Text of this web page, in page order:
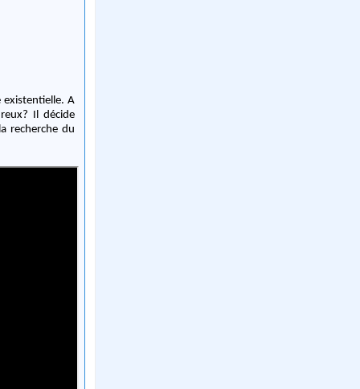
A
Il décide
recherche du